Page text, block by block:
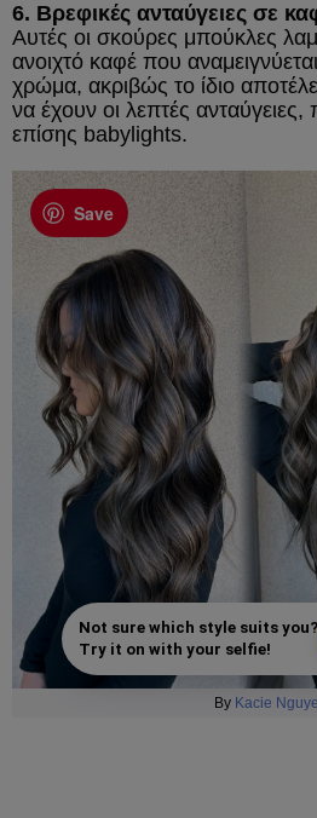
6. Βρεφικές ανταύγειες σε
Αυτές οι σκούρες μπούκλες
ανοιχτό καφέ που
χρώμα, ακριβώς το ίδιο
να έχουν οι λεπτές ανταύγειες,
επίσης babylights.
Save
Not sure which style suits you?
Try it on with your selfie!
By Kacie